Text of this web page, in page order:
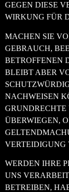
GEGEN DIESE
WIRKUNG FÜR
MACHEN SIE
GEBRAUCH,
BETROFFENEN
BLEIBT ABER
NACHWEISEN
ÜBERWIEGEN,
VERTEIDIGUNG
WERDEN IHRE
UNS
BETREIBEN,